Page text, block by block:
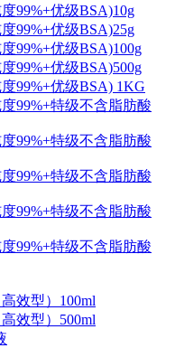
99%+优级BSA)10g
99%+优级BSA)25g
99%+优级BSA)100g
99%+优级BSA)500g
99%+优级BSA) 1KG
99%+特级不含脂肪酸
99%+特级不含脂肪酸
99%+特级不含脂肪酸
99%+特级不含脂肪酸
99%+特级不含脂肪酸
效型）100ml
效型）500ml